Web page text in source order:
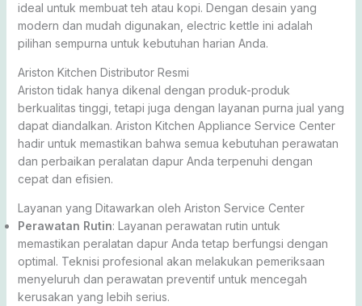
ideal untuk membuat teh atau kopi. Dengan desain yang
modern dan mudah digunakan, electric kettle ini adalah
pilihan sempurna untuk kebutuhan harian Anda.
Ariston Kitchen Distributor Resmi
Ariston tidak hanya dikenal dengan produk-produk
berkualitas tinggi, tetapi juga dengan layanan purna jual yang
dapat diandalkan. Ariston Kitchen Appliance Service Center
hadir untuk memastikan bahwa semua kebutuhan perawatan
dan perbaikan peralatan dapur Anda terpenuhi dengan
cepat dan efisien.
Layanan yang Ditawarkan oleh Ariston Service Center
Perawatan Rutin: Layanan perawatan rutin untuk
memastikan peralatan dapur Anda tetap berfungsi dengan
optimal. Teknisi profesional akan melakukan pemeriksaan
menyeluruh dan perawatan preventif untuk mencegah
kerusakan yang lebih serius.